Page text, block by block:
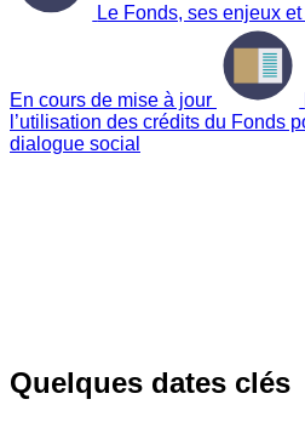
Le Fonds, ses enjeux
En cours de mise à jour
l’utilisation des crédits du Fonds
dialogue social
Quelques dates clés